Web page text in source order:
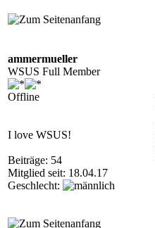
ammermueller
WSUS Full Member
Offline
I love WSUS!
Beiträge: 54
Mitglied seit: 18.04.17
Geschlecht: